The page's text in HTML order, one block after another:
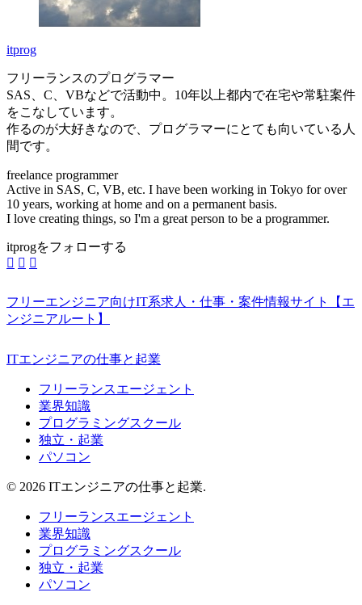
itprog
フリーランスのプログラマー
SAS、C、VBなどで活動中。10年以上都内で在宅や常駐案件
をこなしています。
作るのが大好きなので、プログラマーにとても向いている人
間です。
freelance programmer
Active in SAS, C, VB, etc. I have been working in Tokyo for over
10 years, working at home and on a permanent basis.
I love creating things, so I'm a great person to be a programmer.
itprogをフォローする
フリーエンジニア向けIT系求人・仕事・案件情報サイト【エ
ンジニアルート】
ITエンジニアの仕事と起業
フリーランスエージェント
業界知識
プログラミングスクール
独立・起業
パソコン
© 2026 ITエンジニアの仕事と起業.
フリーランスエージェント
業界知識
プログラミングスクール
独立・起業
パソコン